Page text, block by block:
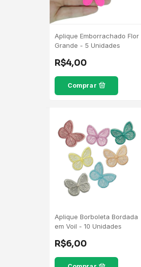
Aplique Emborrachado Flor
Grande - 5 Unidades
R$4,00
Comprar
Aplique Borboleta Bordada
em Voil - 10 Unidades
R$6,00